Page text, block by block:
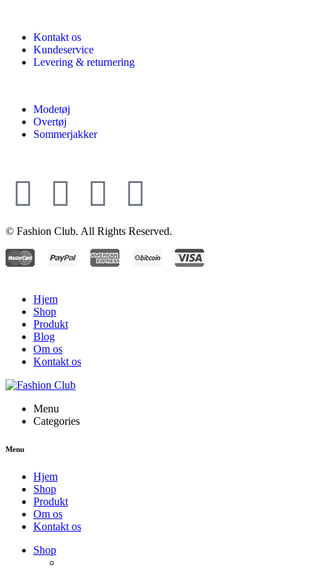
Kontakt os
Kundeservice
Levering & returnering
Modetøj
Overtøj
Sommerjakker
© Fashion Club. All Rights Reserved.
Hjem
Shop
Produkt
Blog
Om os
Kontakt os
Menu
Categories
Menu
Hjem
Shop
Produkt
Om os
Kontakt os
Shop